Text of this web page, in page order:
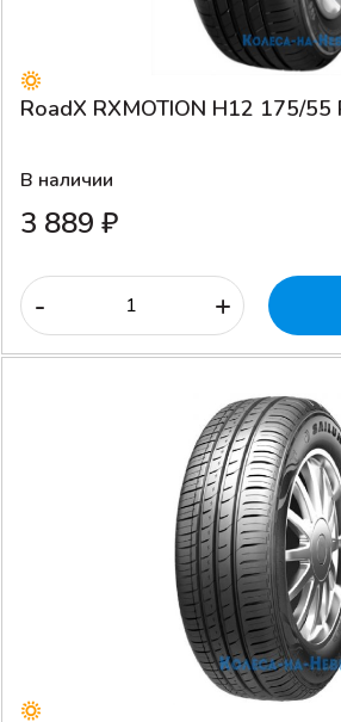
RoadX RXMOTION H12 175/55
В наличии
3 889 ₽
- +